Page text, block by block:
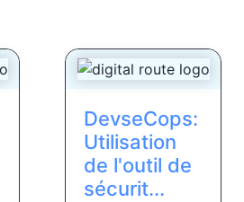
DevseCops:
Utilisation
de l'outil de
sécurit...